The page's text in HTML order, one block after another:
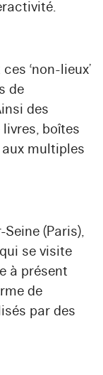
‘non-lieux’
de
des
boîtes
multiples
(Paris),
se visite
à présent
de
par des